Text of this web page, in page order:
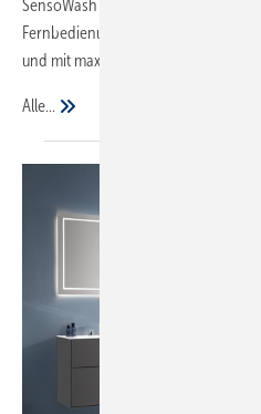
SensoWash Starck f Lite.
Fernbedienung, frei konfigurierbar
und mit maximalem Dusch-WC-
Alle...